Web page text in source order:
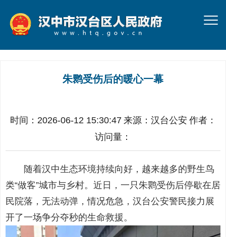
朱鹮受伤后的暖心一幕
时间：2026-06-12 15:30:47 来源： 汉台公安 作者：
访问量：
随着汉中生态环境持续向好，越来越多的野生鸟
类“做客”城市与乡村。近日，一只朱鹮受伤后停歇在居
民院落，无法动弹，情况危急，汉台公安警民接力展
开了一场争分夺秒的生命救援。